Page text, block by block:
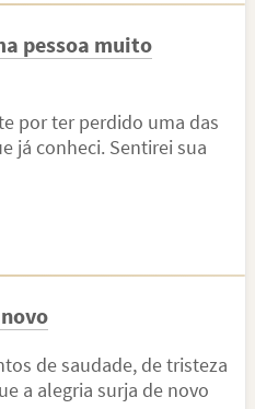
pessoa muito
por ter perdido uma das
já conheci. Sentirei sua
de saudade, de tristeza
a alegria surja de novo